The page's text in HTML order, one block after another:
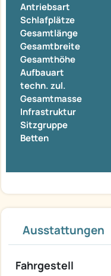
Antriebsart
Schlafplätze
Gesamtlänge
Gesamtbreite
Gesamthöhe
Aufbauart
techn. zul.
Gesamtmasse
Infrastruktur
Sitzgruppe
Betten
Ausstattungen
Fahrgestell